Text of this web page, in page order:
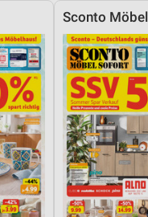
Sconto Möbel